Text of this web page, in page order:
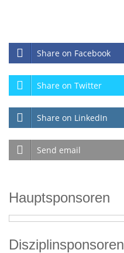
Share on Facebook
Share on Twitter
Share on LinkedIn
Send email
Hauptsponsoren
Disziplinsponsoren